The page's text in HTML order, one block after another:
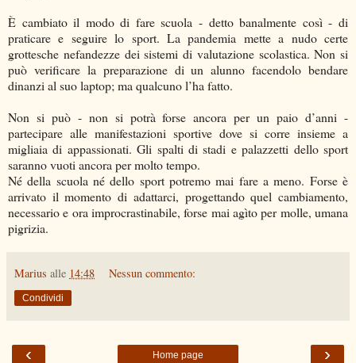
È cambiato il modo di fare scuola - detto banalmente così - di
praticare e seguire lo sport. La pandemia mette a nudo certe
grottesche nefandezze dei sistemi di valutazione scolastica. Non si
può verificare la preparazione di un alunno facendolo bendare
dinanzi al suo laptop; ma qualcuno l’ha fatto.
Non si può - non si potrà forse ancora per un paio d’anni -
partecipare alle manifestazioni sportive dove si corre insieme a
migliaia di appassionati. Gli spalti di stadi e palazzetti dello sport
saranno vuoti ancora per molto tempo.
Né della scuola né dello sport potremo mai fare a meno. Forse è
arrivato il momento di adattarci, progettando quel cambiamento,
necessario e ora improcrastinabile, forse mai agìto per molle, umana
pigrizia.
Marius alle 14:48 Nessun commento:
Condividi
‹ ›
Home page